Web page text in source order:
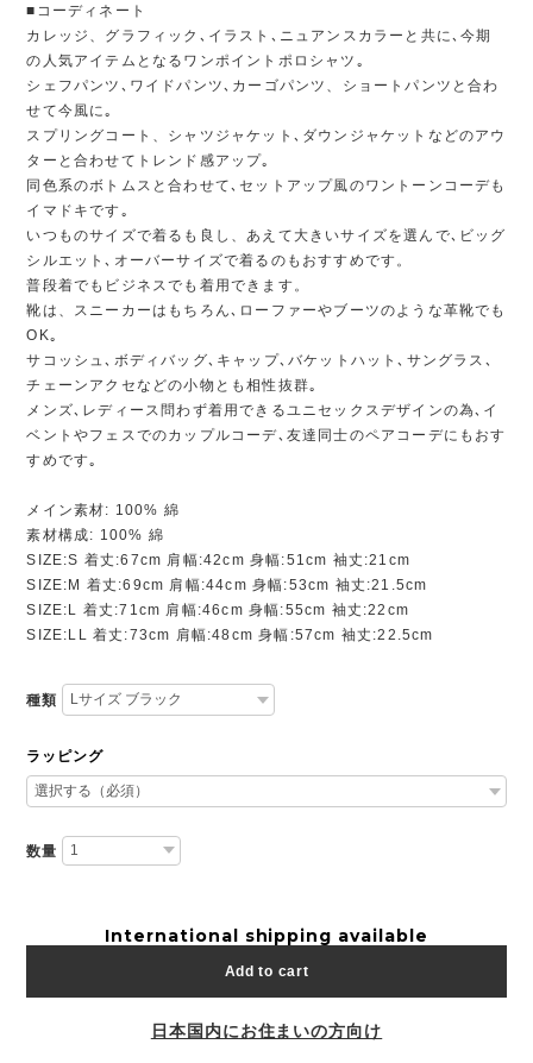
■コーディネート
カレッジ、グラフィック､イラスト､ニュアンスカラーと共に､今期
の人気アイテムとなるワンポイントポロシャツ｡
シェフパンツ､ワイドパンツ､カーゴパンツ、ショートパンツと合わ
せて今風に｡
スプリングコート、シャツジャケット､ダウンジャケットなどのアウ
ターと合わせてトレンド感アップ｡
同色系のボトムスと合わせて､セットアップ風のワントーンコーデも
イマドキです｡
いつものサイズで着るも良し、あえて大きいサイズを選んで､ビッグ
シルエット､オーバーサイズで着るのもおすすめです。
普段着でもビジネスでも着用できます。
靴は、スニーカーはもちろん､ローファーやブーツのような革靴でも
OK｡
サコッシュ､ボディバッグ､キャップ､バケットハット､サングラス､
チェーンアクセなどの小物とも相性抜群｡
メンズ､レディース問わず着用できるユニセックスデザインの為､イ
ベントやフェスでのカップルコーデ､友達同士のペアコーデにもおす
すめです｡
メイン素材: 100% 綿
素材構成: 100% 綿
SIZE:S 着丈:67cm 肩幅:42cm 身幅:51cm 袖丈:21cm
SIZE:M 着丈:69cm 肩幅:44cm 身幅:53cm 袖丈:21.5cm
SIZE:L 着丈:71cm 肩幅:46cm 身幅:55cm 袖丈:22cm
SIZE:LL 着丈:73cm 肩幅:48cm 身幅:57cm 袖丈:22.5cm
種類
ラッピング
数量
International shipping available
Add to cart
日本国内にお住まいの方向け